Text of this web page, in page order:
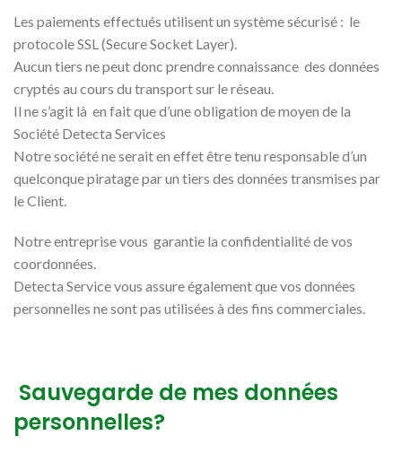
Les paiements effectués utilisent un système sécurisé : le
protocole SSL (Secure Socket Layer).
Aucun tiers ne peut donc prendre connaissance des données
cryptés au cours du transport sur le réseau.
Il ne s’agit là en fait que d’une obligation de moyen de la
Société Detecta Services
Notre société ne serait en effet être tenu responsable d’un
quelconque piratage par un tiers des données transmises par
le Client.
Notre entreprise vous garantie la confidentialité de vos
coordonnées.
Detecta Service vous assure également que vos données
personnelles ne sont pas utilisées à des fins commerciales.
Sauvegarde de mes données
personnelles?